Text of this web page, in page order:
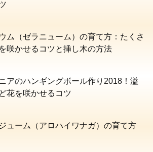
ム（ゼラニューム）の育て方：たくさ
咲かせるコツと挿し木の方法
アのハンギングボール作り2018！溢
花を咲かせるコツ
ューム（アロハイワナガ）の育て方